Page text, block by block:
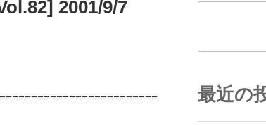
2001/9/7
最近の